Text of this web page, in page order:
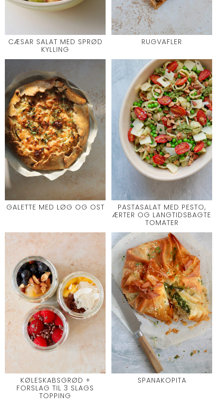
CÆSAR SALAT MED SPRØD
KYLLING
RUGVAFLER
GALETTE MED LØG OG OST
PASTASALAT MED PESTO,
ÆRTER OG LANGTIDSBAGTE
TOMATER
KØLESKABSGRØD +
FORSLAG TIL 3 SLAGS
TOPPING
SPANAKOPITA